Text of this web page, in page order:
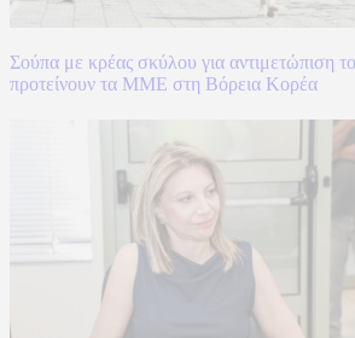
Σούπα με κρέας σκύλου για αντιμετώπιση
προτείνουν τα ΜΜΕ στη Βόρεια Κορέα